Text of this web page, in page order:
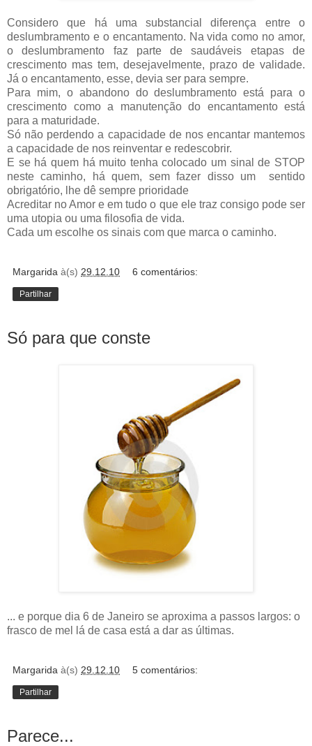
Considero que há uma substancial diferença entre o
deslumbramento e o encantamento. Na vida como no amor,
o deslumbramento faz parte de saudáveis etapas de
crescimento mas tem, desejavelmente, prazo de validade.
Já o encantamento, esse, devia ser para sempre.
Para mim, o abandono do deslumbramento está para o
crescimento como a manutenção do encantamento está
para a maturidade.
Só não perdendo a capacidade de nos encantar mantemos
a capacidade de nos reinventar e redescobrir.
E se há quem há muito tenha colocado um sinal de STOP
neste caminho, há quem, sem fazer disso um sentido
obrigatório, lhe dê sempre prioridade
Acreditar no Amor e em tudo o que ele traz consigo pode ser
uma utopia ou uma filosofia de vida.
Cada um escolhe os sinais com que marca o caminho.
Margarida à(s) 29.12.10 6 comentários:
Partilhar
Só para que conste
... e porque dia 6 de Janeiro se aproxima a passos largos: o
frasco de mel lá de casa está a dar as últimas.
Margarida à(s) 29.12.10 5 comentários:
Partilhar
Parece...